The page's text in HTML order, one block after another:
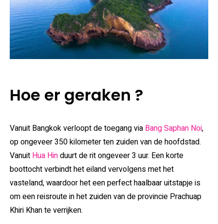
Hoe er geraken ?
Vanuit Bangkok verloopt de toegang via Bang Saphan Noi,
op ongeveer 350 kilometer ten zuiden van de hoofdstad.
Vanuit Hua Hinduurt de rit ongeveer 3 uur. Een korte
boottocht verbindt het eiland vervolgens met het
vasteland, waardoor het een perfect haalbaar uitstapje is
om een reisroute in het zuiden van de provincie Prachuap
Khiri Khan te verrijken.